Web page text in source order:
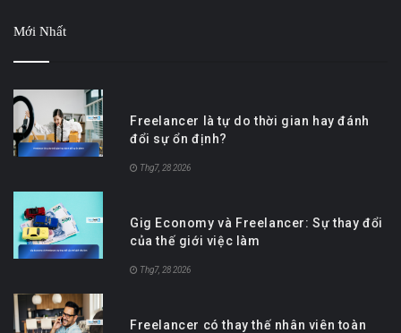
Mới Nhất
Freelancer là tự do thời gian hay đánh
đổi sự ổn định?
Thg7, 28 2026
Gig Economy và Freelancer: Sự thay đổi
của thế giới việc làm
Thg7, 28 2026
Freelancer có thay thế nhân viên toàn